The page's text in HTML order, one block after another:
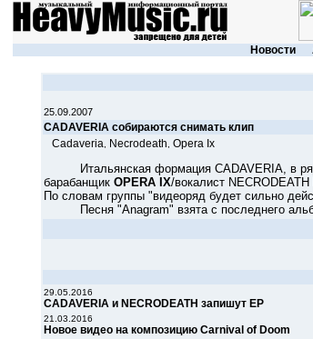
Новости
25.09.2007
CADAVERIA собираются снимать клип
Cadaveria Necrodeath Opera Ix
Итальянская формация CADAVERIA, в
барабанщик OPERA IX/вокалист
По словам группы "видеоряд будет сильно
Песня "Anagram" взята с последнего
29.05.2016
CADAVERIA и NECRODEATH запишут ЕР
21.03.2016
Новое видео на композицию Carnival of Doom